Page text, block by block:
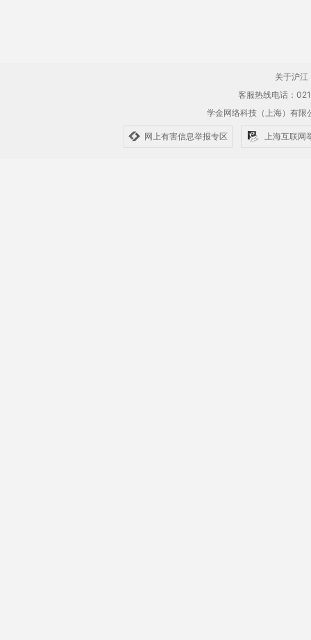
关于沪江
客服热线电话：
学金网络科技（上海）有
网上有害信息举报专区 上海互联网